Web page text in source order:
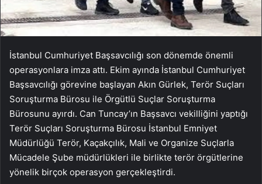
İstanbul Cumhuriyet Başsavcılığı son dönemde önemli
operasyonlara imza attı. Ekim ayında İstanbul Cumhuriyet
Başsavcılığı görevine başlayan Akın Gürlek, Terör Suçları
Soruşturma Bürosu ile Örgütlü Suçlar Soruşturma
Bürosunu ayırdı. Can Tuncay’ın Başsavcı vekilliğini yaptığı
Terör Suçları Soruşturma Bürosu İstanbul Emniyet
Müdürlüğü Terör, Kaçakçılık, Mali ve Organize Suçlarla
Mücadele Şube müdürlükleri ile birlikte terör örgütlerine
yönelik birçok operasyon gerçekleştirdi.